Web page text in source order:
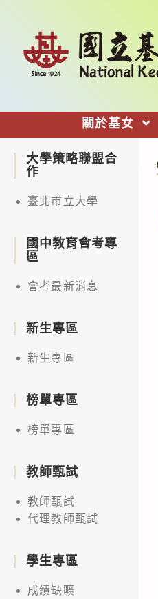
關於基女
大學策略聯盟合
作
臺北市立大學
國中教育會考專
區
會考最新消息
新生專區
新生專區
榜單專區
榜單專區
教師甄試
教師甄試
代理教師甄試
學生專區
成績缺曠